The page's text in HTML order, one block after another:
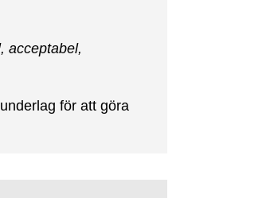
acceptabel,
för att göra